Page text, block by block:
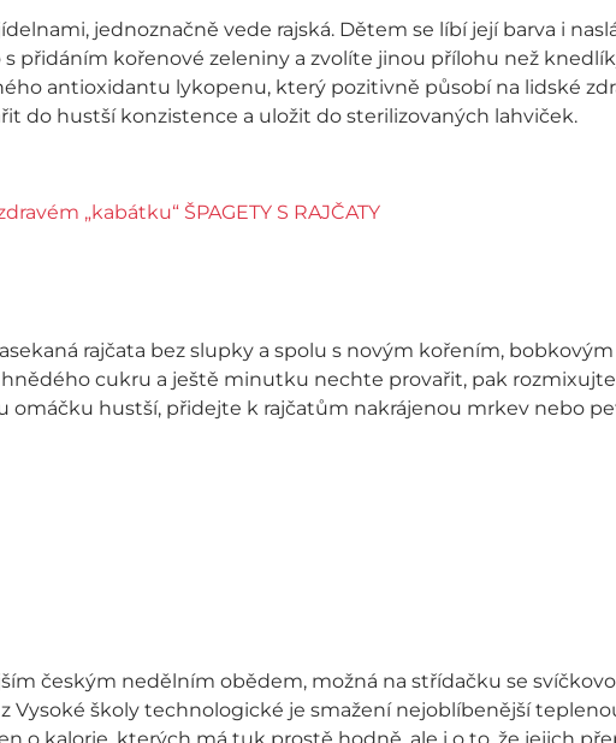
jednoznačně vede rajská. Dětem se líbí její barva i
přidáním kořenové zeleniny a zvolíte jinou přílohu než
antioxidantu lykopenu, který pozitivně působí na lidské
do hustší konzistence a uložit do sterilizovaných lahviček.
rajčata bez slupky a spolu s novým kořením,
hnědého cukru a ještě minutku nechte provařit, pak
omáčku hustší, přidejte k rajčatům nakrájenou mrkev nebo
českým nedělním obědem, možná na střídačku se
Vysoké školy technologické je smažení nejoblíbenější